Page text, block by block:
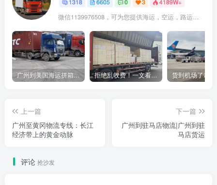
1318 6605 0 3 4189W+
微信1139976508，可为您提供海运，空运，路运，铁路运输
广州到美国海运拼箱多少钱？2024年最新运费构成+隐藏费用避坑指南 拒绝乱收费！一文看懂中国货代计费套路，教你避开所有隐形坑
上一篇
广州至黄冈物流专线：长江
经济带上的黄金动脉
下一篇
广州到驻马店物流|广州到驻
马店货运
评论 抢沙发